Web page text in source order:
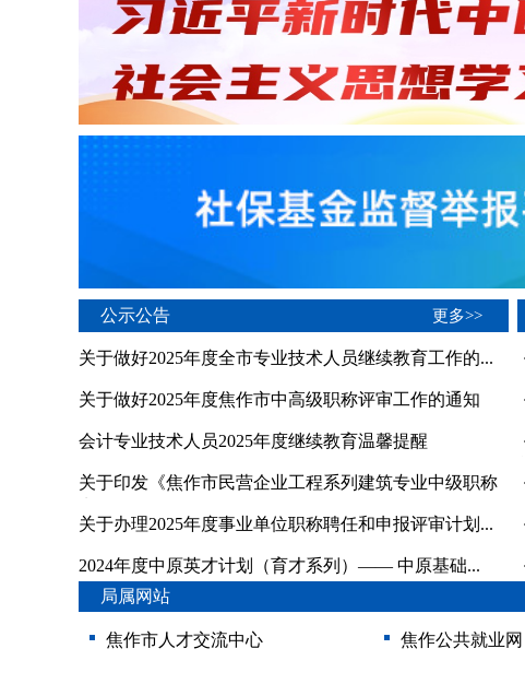
公示公告 更多>>
关于做好2025年度全市专业技术人员继续教育工作的...
关于做好2025年度焦作市中高级职称评审工作的通知
会计专业技术人员2025年度继续教育温馨提醒
关于印发《焦作市民营企业工程系列建筑专业中级职称
关于办理2025年度事业单位职称聘任和申报评审计划...
2024年度中原英才计划（育才系列）—— 中原基础...
·
·
·
·
·
·
局属网站
焦作市人才交流中心 焦作公共就业网